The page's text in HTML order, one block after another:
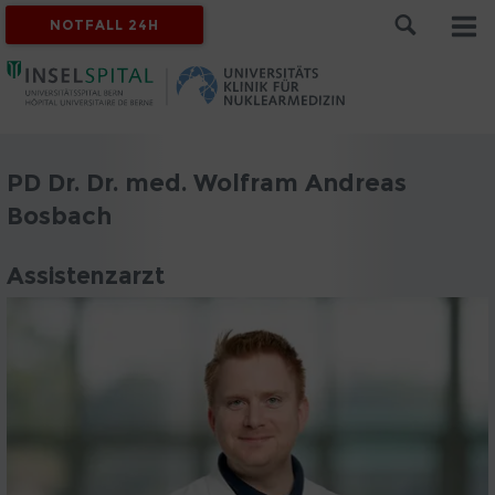
NOTFALL 24H
PD Dr. Dr. med. Wolfram Andreas
Bosbach
Assistenzarzt